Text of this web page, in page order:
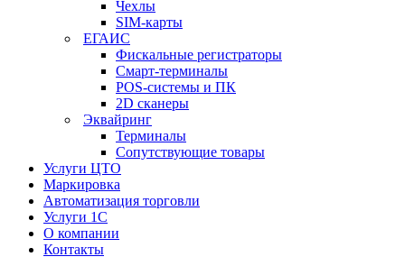
Чехлы
SIM-карты
ЕГАИС
Фискальные регистраторы
Смарт-терминалы
POS-системы и ПК
2D сканеры
Эквайринг
Терминалы
Сопутствующие товары
Услуги ЦТО
Маркировка
Автоматизация торговли
Услуги 1С
О компании
Контакты